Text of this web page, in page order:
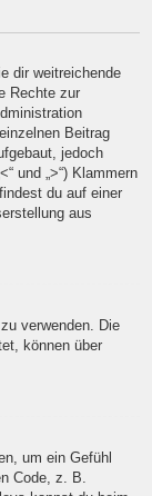
dir weitreichende
Rechte zur
Beitrag
jedoch
und „>“) Klammern
du auf einer
aus
verwenden. Die
können über
um ein Gefühl
Code, z. B.